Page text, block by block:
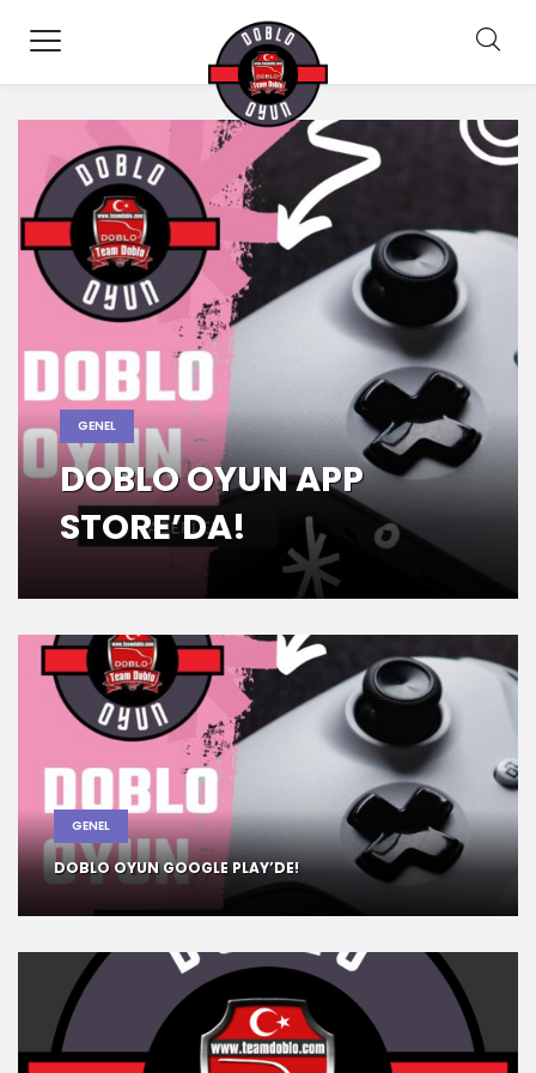
GENEL
DOBLO OYUN APP
STORE’DA!
GENEL
DOBLO OYUN GOOGLE PLAY’DE!